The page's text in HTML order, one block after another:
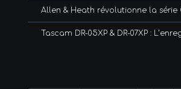
Allen & Heath révolutionne la série
Tascam DR-05XP & DR-07XP :